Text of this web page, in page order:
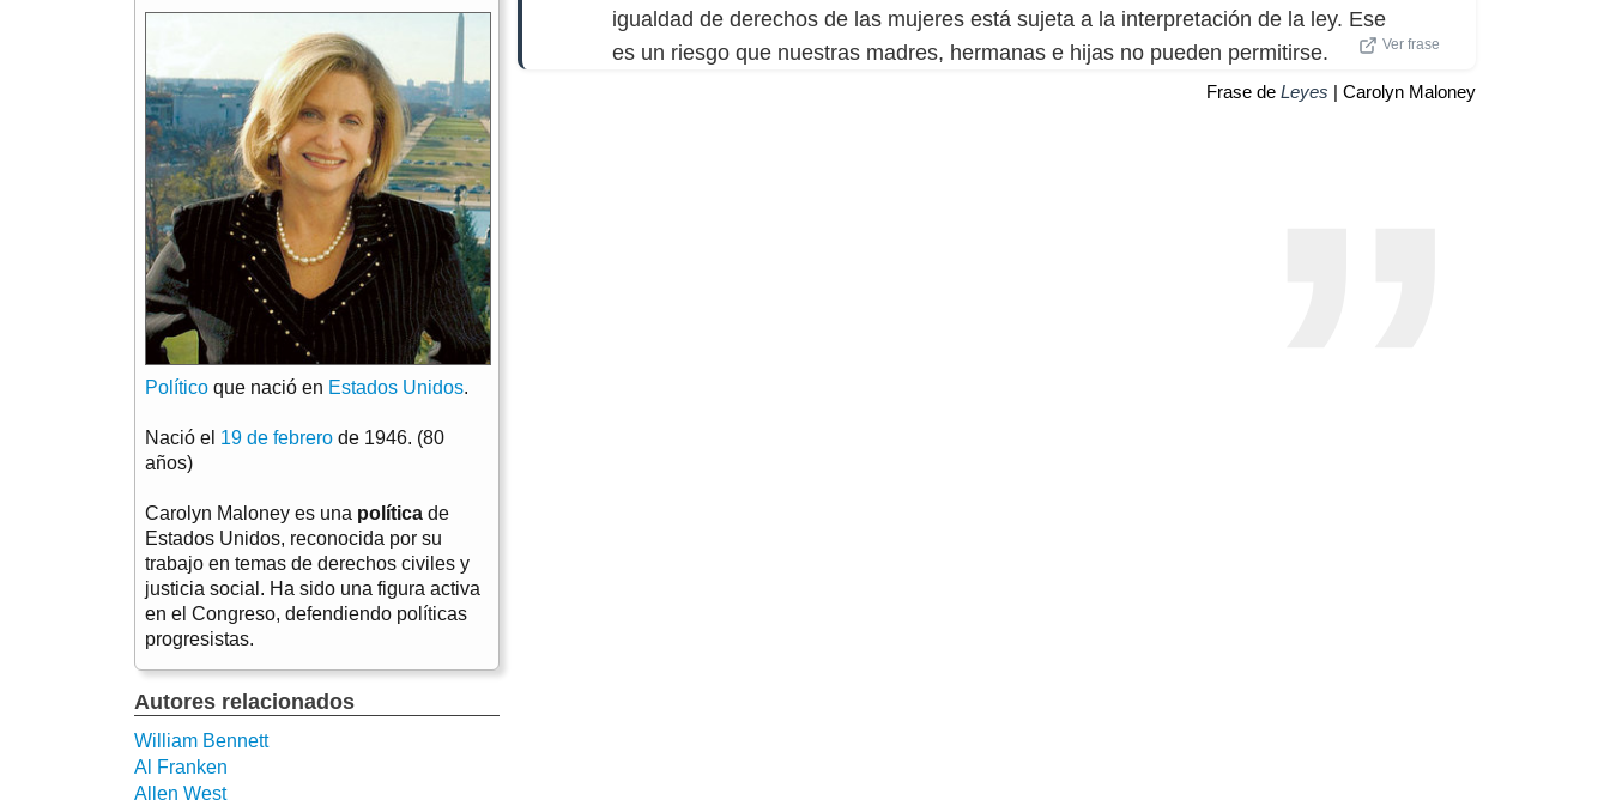
igualdad de derechos de las mujeres está sujeta a la interpretación de la ley. Ese
es un riesgo que nuestras madres, hermanas e hijas no pueden permitirse.
Ver frase
Frase de Leyes | Carolyn Maloney
Político que nació en Estados Unidos.
Nació el 19 de febrero de 1946. (80
años)
Carolyn Maloney es una política de
Estados Unidos, reconocida por su
trabajo en temas de derechos civiles y
justicia social. Ha sido una figura activa
en el Congreso, defendiendo políticas
progresistas.
Autores relacionados
William Bennett
Al Franken
Allen West